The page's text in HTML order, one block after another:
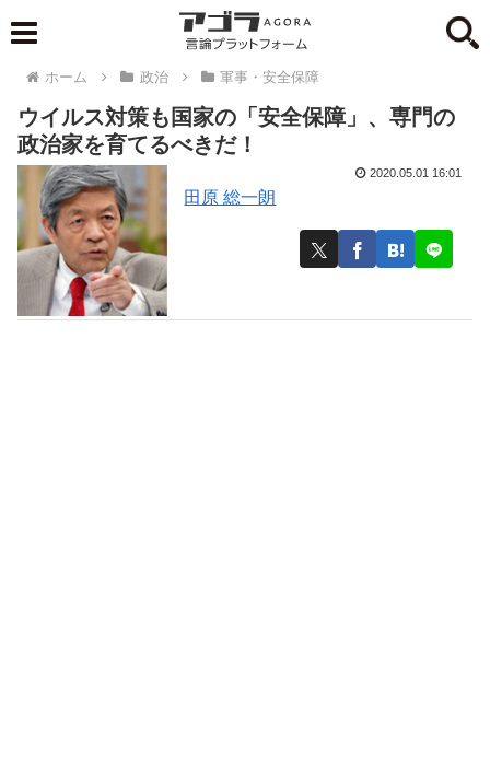
ホーム 政治 軍事・安全保障
ウイルス対策も国家の「安全保障」、専門の
政治家を育てるべきだ！
田原 総一朗
2020.05.01 16:01